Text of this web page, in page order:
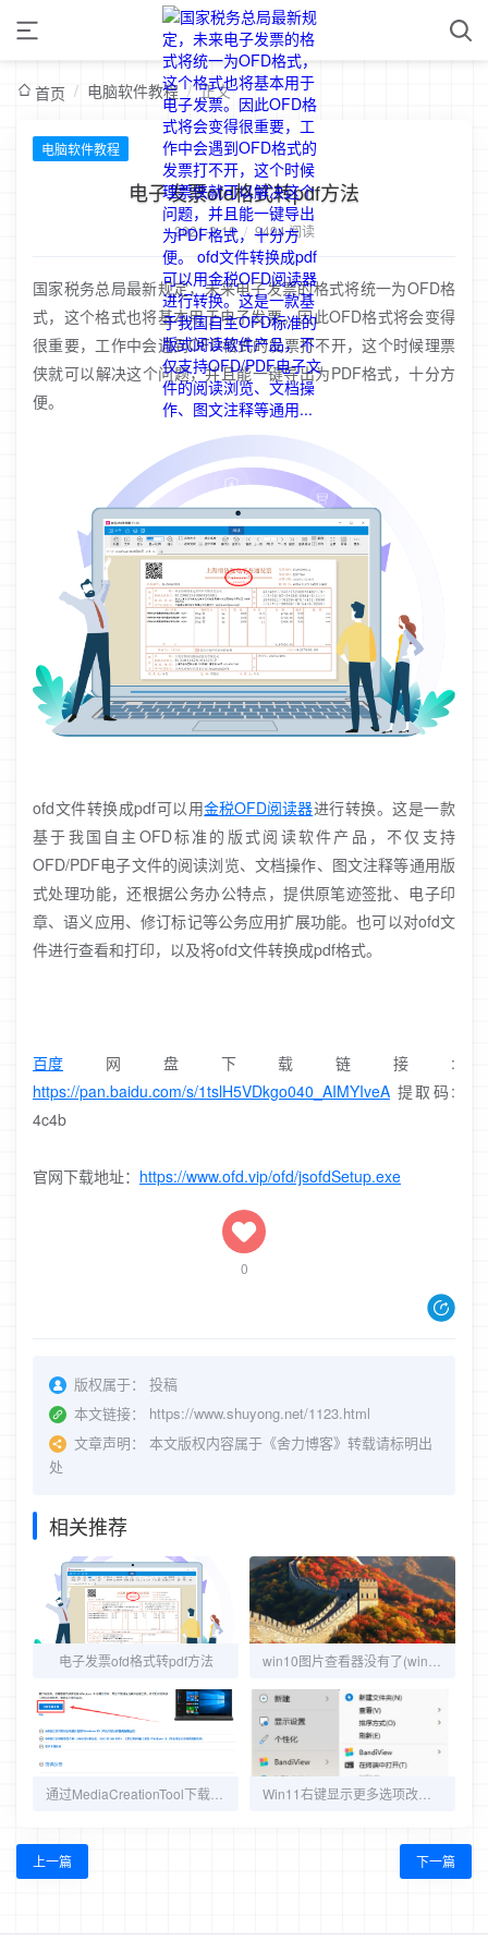
首页 / 电脑软件教程 / 正文
电脑软件教程
电子发票ofd格式转pdf方法
2021-3-18 / 9494 阅读
国家税务总局最新规定，未来电子发票的格式将统一为OFD格
式，这个格式也将基本用于电子发票。因此OFD格式将会变得
很重要，工作中会遇到OFD格式的发票打不开，这个时候理票
侠就可以解决这个问题，并且能一键导出为PDF格式，十分方
便。
ofd文件转换成pdf可以用金税OFD阅读器进行转换。这是一款
基于我国自主OFD标准的版式阅读软件产品，不仅支持
OFD/PDF电子文件的阅读浏览、文档操作、图文注释等通用版
式处理功能，还根据公务办公特点，提供原笔迹签批、电子印
章、语义应用、修订标记等公务应用扩展功能。也可以对ofd文
件进行查看和打印，以及将ofd文件转换成pdf格式。
百度 网盘下载链接:
https://pan.baidu.com/s/1tslH5VDkgo040_AIMYIveA 提取码:
4c4b
官网下载地址： https://www.ofd.vip/ofd/jsofdSetup.exe
0
版权属于：
投稿
本文链接：
https://www.shuyong.net/1123.html
文章声明：
本文版权内容属于《舍力博客》转载请标明出
处
相关推荐
电子发票ofd格式转pdf方法
上一篇 下一篇